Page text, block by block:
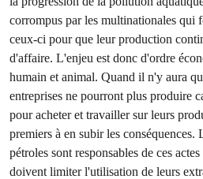
corrompus par les multinationales qui
ceux-ci pour que leur production
d'affaire. L'enjeu est donc d'ordre
humain et animal. Quand il n'y aura
entreprises ne pourront plus produire
pour acheter et travailler sur leurs
premiers à en subir les conséquences.
pétroles sont responsables de ces
doivent limiter l'utilisation de leurs